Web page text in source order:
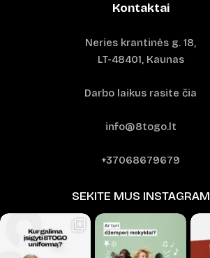
Kontaktai
Neries krantinės g. 18,
LT-48401, Kaunas
Darbo laikus rasite čia
info@8togo.lt
+37068679679
SEKITE MUS INSTAGRAM